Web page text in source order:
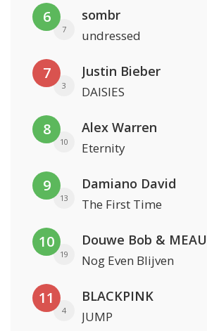
6
7
sombr
undressed
7
3
Justin Bieber
DAISIES
8
10
Alex Warren
Eternity
9
13
Damiano David
The First Time
10
19
Douwe Bob & MEAU
Nog Even Blijven
11
4
BLACKPINK
JUMP